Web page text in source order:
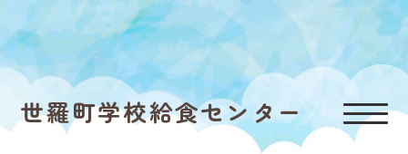
世羅町学校給食センター